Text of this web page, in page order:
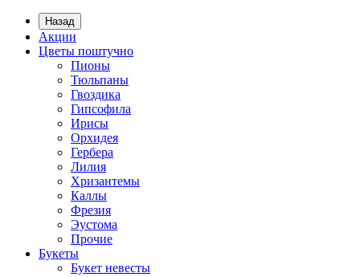
Назад
Акции
Цветы поштучно
Пионы
Тюльпаны
Гвоздика
Гипсофила
Ирисы
Орхидея
Гербера
Лилия
Хризантемы
Каллы
Фрезия
Эустома
Прочие
Букеты
Букет невесты